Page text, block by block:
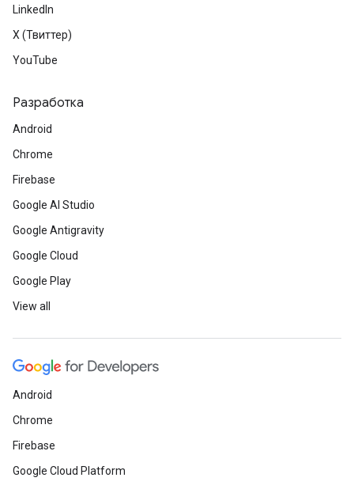
LinkedIn
X (Твиттер)
YouTube
Разработка
Android
Chrome
Firebase
Google AI Studio
Google Antigravity
Google Cloud
Google Play
View all
Android
Chrome
Firebase
Google Cloud Platform